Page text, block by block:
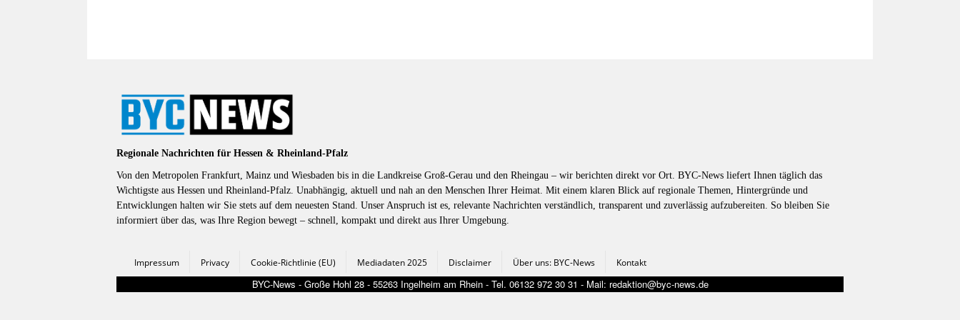
Regionale Nachrichten für Hessen & Rheinland-Pfalz
Von den Metropolen Frankfurt, Mainz und Wiesbaden bis in die Landkreise Groß-Gerau und den Rheingau – wir berichten direkt vor Ort. BYC-News liefert Ihnen täglich das
Wichtigste aus Hessen und Rheinland-Pfalz. Unabhängig, aktuell und nah an den Menschen Ihrer Heimat. Mit einem klaren Blick auf regionale Themen, Hintergründe und
Entwicklungen halten wir Sie stets auf dem neuesten Stand. Unser Anspruch ist es, relevante Nachrichten verständlich, transparent und zuverlässig aufzubereiten. So bleiben Sie
informiert über das, was Ihre Region bewegt – schnell, kompakt und direkt aus Ihrer Umgebung.
Impressum Privacy Cookie-Richtlinie (EU) Mediadaten 2025 Disclaimer Über uns: BYC-News Kontakt
BYC-News - Große Hohl 28 - 55263 Ingelheim am Rhein - Tel. 06132 972 30 31 - Mail: redaktion@byc-news.de